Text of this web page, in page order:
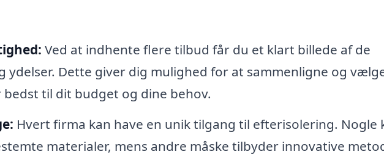
Ved at indhente flere tilbud får du et klart billede af de
ydelser. Dette giver dig mulighed for at sammenligne og
bedst til dit budget og dine behov.
Hvert firma kan have en unik tilgang til efterisolering. Nogle
materialer, mens andre måske tilbyder innovative